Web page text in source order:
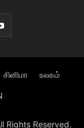
சினிமா உலகம்
Rights Reserved.